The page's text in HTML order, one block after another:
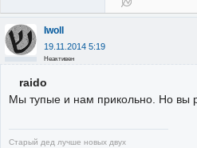
Iwoll
19.11.2014 5:19
Неактивен
raido
Мы тупые и нам прикольно. Но вы
Старый дед лучше новых двух